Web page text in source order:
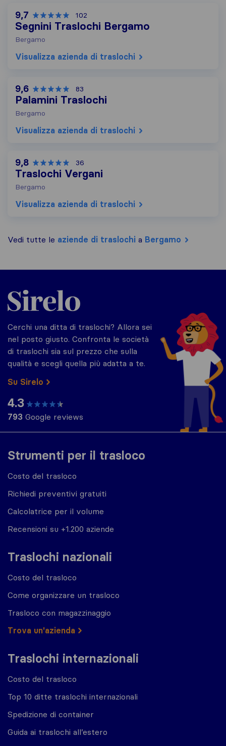
9,7 102
Segnini Traslochi Bergamo
Bergamo
Visualizza azienda di traslochi
9,6 83
Palamini Traslochi
Bergamo
Visualizza azienda di traslochi
9,8 36
Traslochi Vergani
Bergamo
Visualizza azienda di traslochi
Vedi tutte le aziende di traslochi a Bergamo
Strumenti per il trasloco
Costo del trasloco
Richiedi preventivi gratuiti
Calcolatrice per il volume
Recensioni su +1.200 aziende
Traslochi nazionali
Costo del trasloco
Come organizzare un trasloco
Trasloco con magazzinaggio
Trova un'azienda
Traslochi internazionali
Costo del trasloco
Top 10 ditte traslochi internazionali
Spedizione di container
Guida ai traslochi all’estero
Sirelo.it
Cerchi una ditta di traslochi? Allora sei
nel posto giusto. Confronta le società
di traslochi sia sul prezzo che sulla
qualità e scegli quella più adatta a te.
Su Sirelo
4.3
793 Google reviews